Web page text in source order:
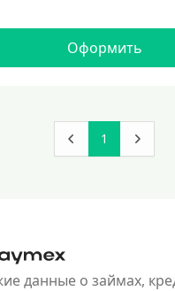
Оформить
1
данные о займах,